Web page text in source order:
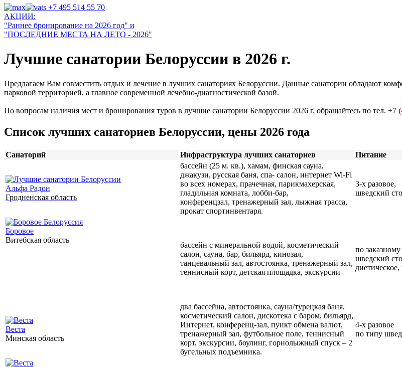
+7 495 514 55 70
АКЦИИ:
"Раннее бронирование на 2026 год" и
"ПОСЛЕДНИЕ МЕСТА НА ЛЕТО - 2026"
Лучшие санатории Белоруссии в 2026 г.
Предлагаем Вам совместить отдых и лечение в лучших санаториях Белоруссии. Данные санатории обладают
парковой территорией, а главное современной лечебно-диагностической базой.
По вопросам наличия мест и бронирования туров в лучшие санатории Белоруссии 2026 г. обращайтесь по тел. +7
Список лучших санаториев Белоруссии, цены 2026 года
Санаторий Инфраструктура лучших санаториев Питание
Альфа Радон
Гродненская область
бассейн (25 м. кв.), хамам, финская сауна,
джакузи, русская баня, спа- салон, интернет Wi-Fi
во всех номерах, прачечная, парикмахерская,
гладильная комната, лобби-бар,
конференцзал, тренажерный зал, лыжная трасса,
прокат спортинвентаря.
3-х разовое,
шведский
Боровое
Витебская область
бассейн с минеральной водой, косметический
салон, сауна, бар, бильярд, кинозал,
танцевальный зал, автостоянка, тренажерный зал,
теннисный корт, детская площадка, экскурсии
по
шведский
диетическое,
Веста
Минская область
два бассейна, автостоянка, сауна/турецкая баня,
косметический салон, дискотека с баром, бильярд,
Интернет, конференц-зал, пункт обмена валют,
тренажерный зал, футбольное поле, теннисный
корт, экскурсии, боулинг, горнолыжный спуск – 2
бугельных подъемника.
4-х разовое
по типу